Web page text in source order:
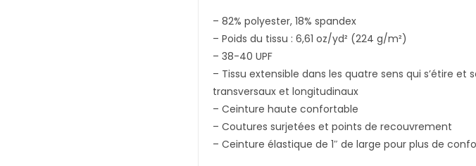
– 82% polyester, 18% spandex
– Poids du tissu : 6,61 oz/yd² (224 g/m²)
– 38-40 UPF
– Tissu extensible dans les quatre sens qui s’étire et
transversaux et longitudinaux
– Ceinture haute confortable
– Coutures surjetées et points de recouvrement
– Ceinture élastique de 1″ de large pour plus de